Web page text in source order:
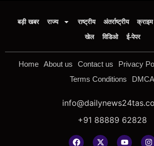
बड़ी खबर राज्य राष्ट्रीय अंतर्राष्ट्रीय क्राइम
खेल
विडिओ ई-पेपर
Home About us Contact us Privacy
Terms Conditions
DMCA
+91 88889 62828